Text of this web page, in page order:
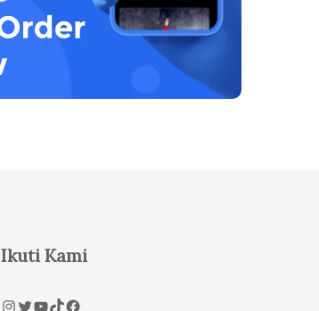
Ikuti Kami